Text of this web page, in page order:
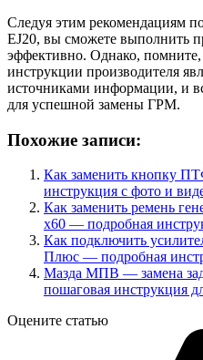
Следуя этим рекомендациям
EJ20, вы сможете выполнить
эффективно. Однако,
инструкции производителя
источниками информации, и
для успешной замены ГРМ.
Похожие записи:
Как заменить кнопку
инструкция с фото и
Как заменить ремень
х60 — подробная
Как подключить
Плюс — подробная
Мазда МПВ — замена
пошаговая инструкция
Оцените статью